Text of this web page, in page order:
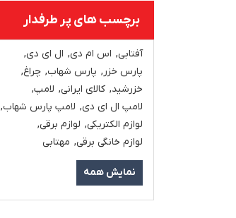
برچسب های پر طرفدار
آفتابی, اس ام دی, ال ای دی,
پارس خزر, پارس شهاب, چراغ,
خزرشید, کالای ایرانی, لامپ,
لامپ ال ای دی, لامپ پارس شهاب,
لوازم الکتریکی, لوازم برقی,
لوازم خانگی برقی, مهتابی
نمایش همه